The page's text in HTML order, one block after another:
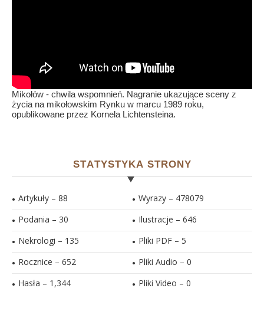
Mikołów - chwila wspomnień. Nagranie ukazujące sceny z
życia na mikołowskim Rynku w marcu 1989 roku,
opublikowane przez Kornela Lichtensteina.
STATYSTYKA STRONY
Artykuły – 88
Podania – 30
Nekrologi – 135
Rocznice – 652
Hasła – 1,344
Wyrazy – 478079
Ilustracje – 646
Pliki PDF – 5
Pliki Audio – 0
Pliki Video – 0